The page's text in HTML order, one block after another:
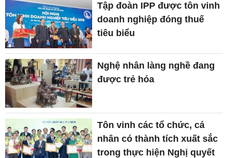
Tập đoàn IPP được tôn vinh
doanh nghiệp đóng thuế
tiêu biểu
Nghệ nhân làng nghề đang
được trẻ hóa
Tôn vinh các tổ chức, cá
nhân có thành tích xuất sắc
trong thực hiện Nghị quyết